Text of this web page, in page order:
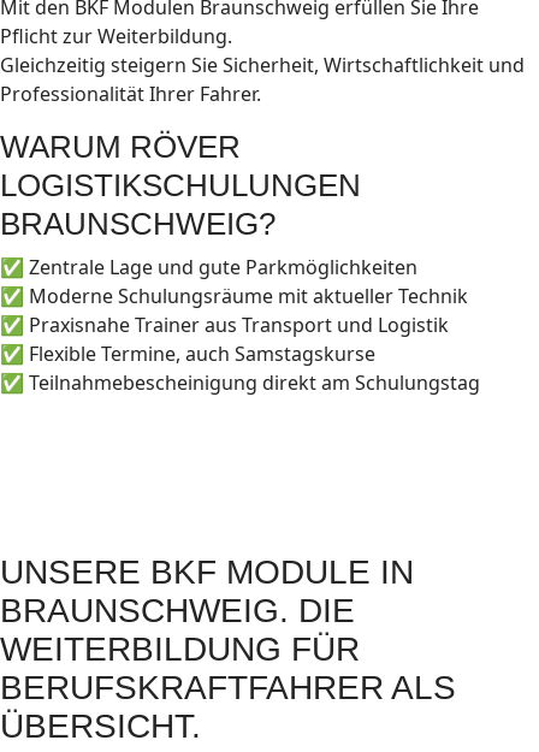
Mit den BKF Modulen Braunschweig erfüllen Sie Ihre
Pflicht zur Weiterbildung.
Gleichzeitig steigern Sie Sicherheit, Wirtschaftlichkeit und
Professionalität Ihrer Fahrer.
WARUM RÖVER
LOGISTIKSCHULUNGEN
BRAUNSCHWEIG?
✅ Zentrale Lage und gute Parkmöglichkeiten
✅ Moderne Schulungsräume mit aktueller Technik
✅ Praxisnahe Trainer aus Transport und Logistik
✅ Flexible Termine, auch Samstagskurse
✅ Teilnahmebescheinigung direkt am Schulungstag
UNSERE BKF MODULE IN
BRAUNSCHWEIG. DIE
WEITERBILDUNG FÜR
BERUFSKRAFTFAHRER ALS
ÜBERSICHT.